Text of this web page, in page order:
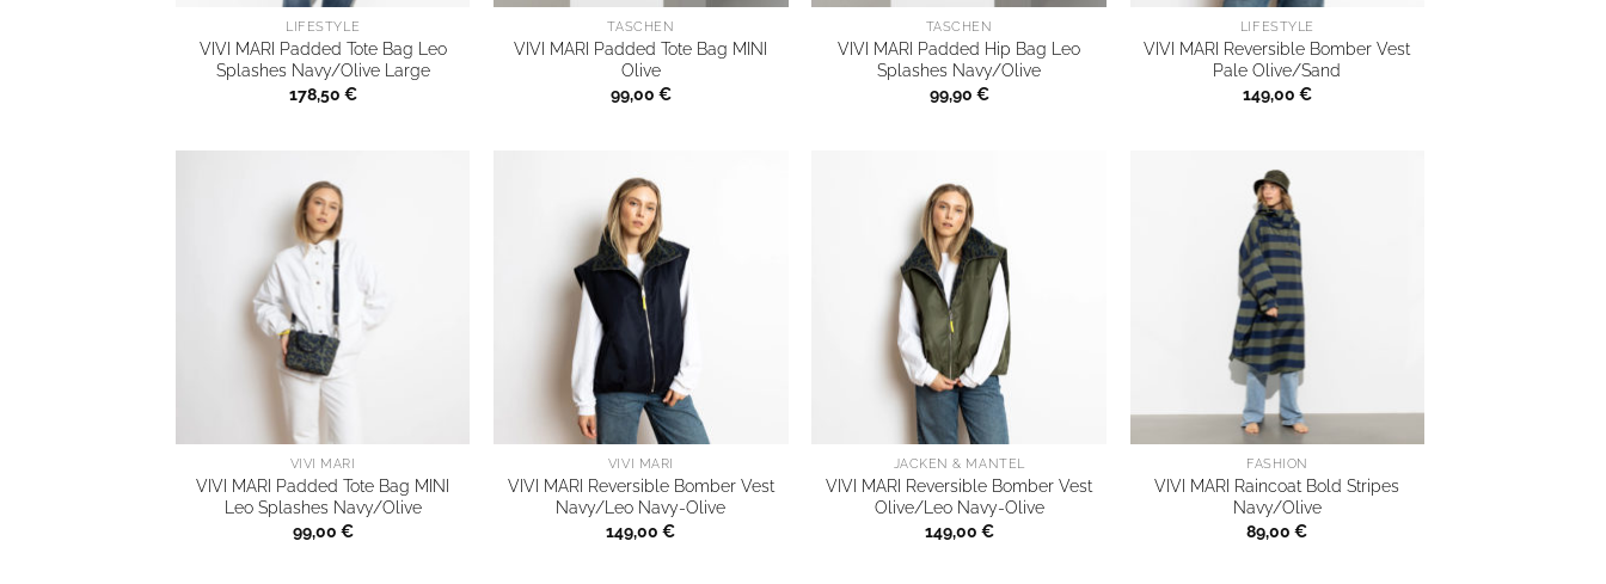
LIFESTYLE
VIVI MARI Padded Tote Bag Leo
Splashes Navy/Olive Large
178,50 €
TASCHEN
VIVI MARI Padded Tote Bag MINI
Olive
99,00 €
TASCHEN
VIVI MARI Padded Hip Bag Leo
Splashes Navy/Olive
99,90 €
LIFESTYLE
VIVI MARI Reversible Bomber Vest
Pale Olive/Sand
149,00 €
VIVI MARI
VIVI MARI Padded Tote Bag MINI
Leo Splashes Navy/Olive
99,00 €
VIVI MARI
VIVI MARI Reversible Bomber Vest
Navy/Leo Navy-Olive
149,00€
JACKEN & MÄNTEL
VIVI MARI Reversible Bomber Vest
Olive/Leo Navy-Olive
149,00 €
FASHION
VIVI MARI Raincoat Bold Stripes
Navy/Olive
89,00€